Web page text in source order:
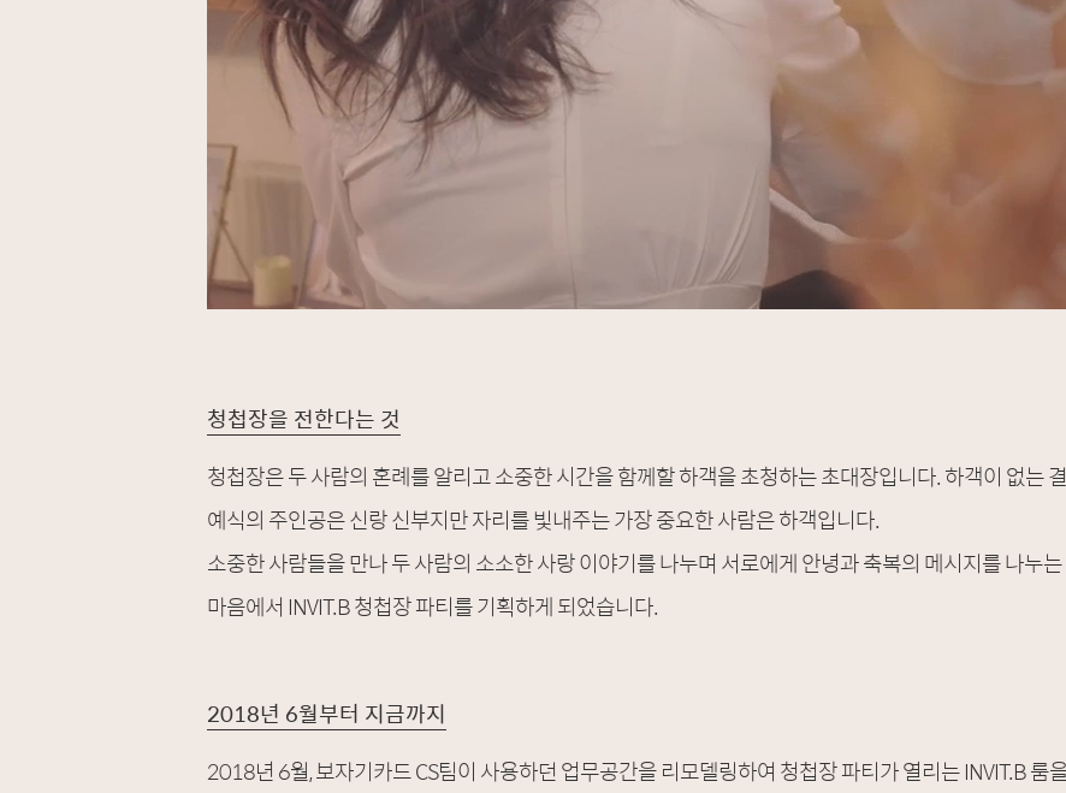
청첩장을 전한다는 것
청첩장은 두 사람의 혼례를 알리고 소중한 시간을 함께할 하객을 초청하는 초대장입니다. 하객이 없는
예식의 주인공은 신랑 신부지만 자리를 빛내주는 가장 중요한 사람은 하객입니다.
소중한 사람들을 만나 두 사람의 소소한 사랑 이야기를 나누며 서로에게 안녕과 축복의 메시지를 나누
마음에서 INVIT.B 청첩장 파티를 기획하게 되었습니다.
2018년 6월부터 지금까지
2018년 6월, 보자기카드 CS팀이 사용하던 업무공간을 리모델링하여 청첩장 파티가 열리는 INVIT.B 룸